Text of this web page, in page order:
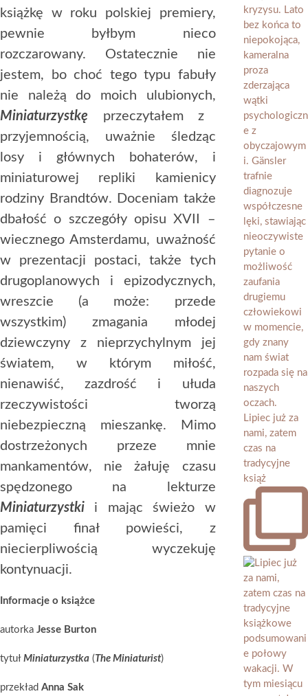
książkę w roku polskiej premiery,
pewnie byłbym nieco
rozczarowany. Ostatecznie nie
jestem, bo choć tego typu fabuły
nie należą do moich ulubionych,
Miniaturzystkę przeczytałem z
przyjemnością, uważnie śledząc
losy i głównych bohaterów, i
miniaturowej repliki kamienicy
rodziny Brandtów. Doceniam także
dbałość o szczegóły opisu XVII –
wiecznego Amsterdamu, uważność
w prezentacji postaci, także tych
drugoplanowych i epizodycznych,
wreszcie (a może: przede
wszystkim) zmagania młodej
dziewczyny z nieprzychylnym jej
światem, w którym miłość,
nienawiść, zazdrość i ułuda
rzeczywistości tworzą
niebezpieczną mieszankę. Mimo
dostrzeżonych przeze mnie
mankamentów, nie żałuję czasu
spędzonego na lekturze
Miniaturzystki i mając świeżo w
pamięci finał powieści, z
niecierpliwością wyczekuję
kontynuacji.
Informacje o książce
autorka Jesse Burton
tytuł Miniaturzystka (The Miniaturist)
przekład Anna Sak
Lipiec już za
nami, zatem
czas na
tradycyjne
książ